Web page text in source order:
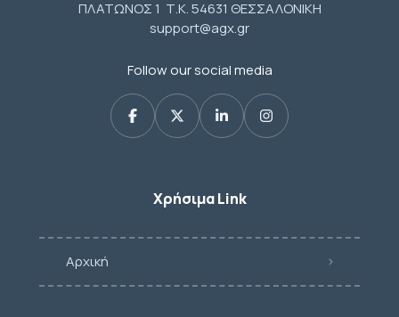
ΠΛΑΤΩΝΟΣ 1 Τ.Κ. 54631 ΘΕΣΣΑΛΟΝΙΚΗ
support@agx.gr
Follow our social media
Χρήσιμα Link
Αρχική